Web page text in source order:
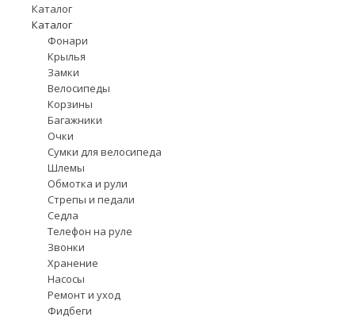
Каталог
Каталог
Фонари
Крылья
Замки
Велосипеды
Корзины
Багажники
Очки
Сумки для велосипеда
Шлемы
Обмотка и рули
Стрепы и педали
Седла
Телефон на руле
Звонки
Хранение
Насосы
Ремонт и уход
Фидбеги